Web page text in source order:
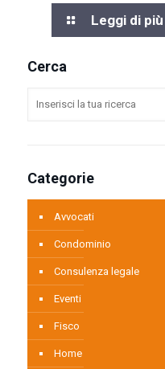
Leggi di più
Cerca
Categorie
Avvocati
Condominio
Consulenza legale
Eventi
Fisco
Home